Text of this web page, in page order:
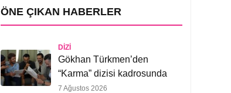
ÖNE ÇIKAN HABERLER
DIZI
Gökhan Türkmen’den
“Karma” dizisi kadrosunda
7 Ağustos 2026